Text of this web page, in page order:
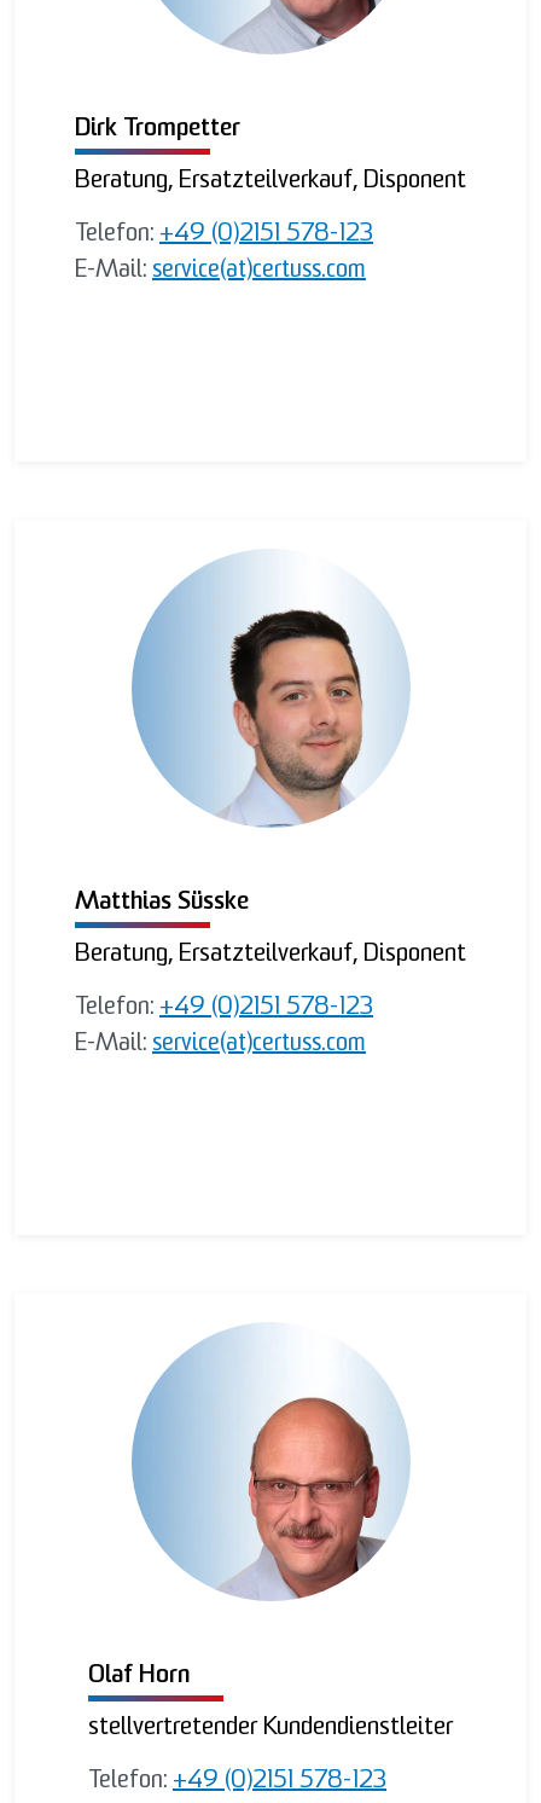
Beratung, Ersatzteilverkauf, Disponent
Dirk Trompetter
Telefon: +49 (0)2151 578-123
E-Mail: service(at)certuss.com
Beratung, Ersatzteilverkauf, Disponent
Matthias Süsske
Telefon: +49 (0)2151 578-123
E-Mail: service(at)certuss.com
stellvertretender Kundendienstleiter
Olaf Horn
Telefon: +49 (0)2151 578-123